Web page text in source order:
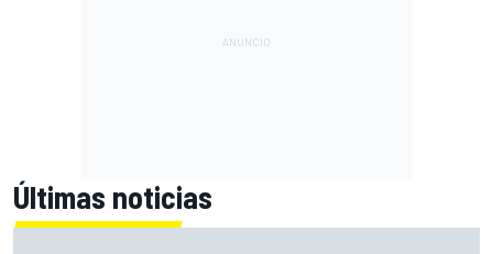
Últimas noticias